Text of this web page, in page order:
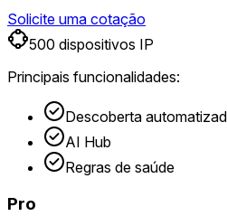
Solicite uma cotação
500 dispositivos IP
Principais funcionalidades:
Descoberta
AI Hub
Regras de saúde
Pro